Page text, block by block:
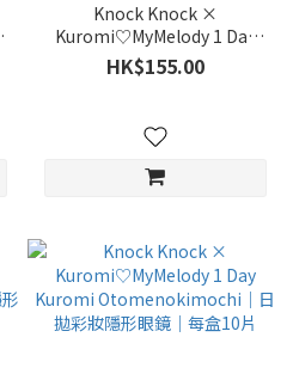
Knock Knock ×
Kuromi♡MyMelody 1 Day
MyMelody Onegaihaato｜日
拋彩妝隱形眼鏡｜每盒10片
HK$155.00